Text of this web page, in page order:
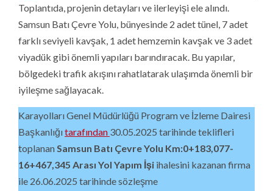
Toplantıda, projenin detayları ve ilerleyişi ele alındı.
Samsun Batı Çevre Yolu, bünyesinde 2 adet tünel, 7 adet
farklı seviyeli kavşak, 1 adet hemzemin kavşak ve 3 adet
viyadük gibi önemli yapıları barındıracak. Bu yapılar,
bölgedeki trafik akışını rahatlatarak ulaşımda önemli bir
iyileşme sağlayacak.
Karayolları Genel Müdürlüğü Program ve İzleme Dairesi
Başkanlığıtarafından 30.05.2025 tarihinde teklifleri
toplananSamsun Batı Çevre Yolu Km:0+183,077-
16+467,345 Arası Yol Yapım İşi ihalesini kazanan firma
ile 26.06.2025 tarihinde sözleşme